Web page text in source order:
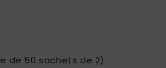
de 50 sachets de 2)